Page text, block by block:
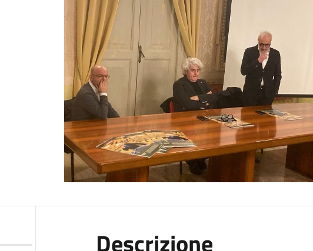
Descrizione